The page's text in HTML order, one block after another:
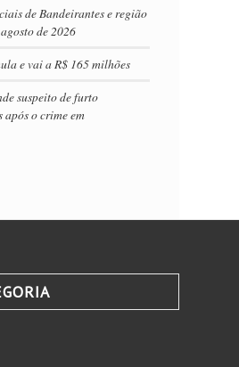
de Bandeirantes e região
de 2026
e vai a R$ 165 milhões
suspeito de furto
o crime em